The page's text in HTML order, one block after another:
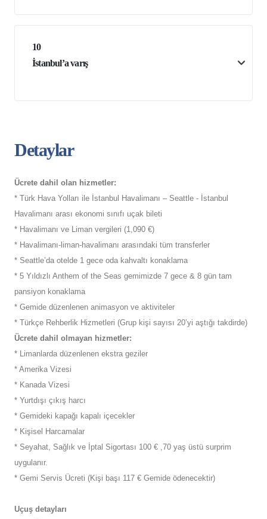
10
İstanbul’a varış
Detaylar
Ücrete dahil olan hizmetler:
* Türk Hava Yolları ile İstanbul Havalimanı – Seattle - İstanbul
Havalimanı arası ekonomi sınıfı uçak bileti
* Havalimanı ve Liman vergileri (1,090 €)
* Havalimanı-liman-havalimanı arasındaki tüm transferler
* Seattle’da otelde 1 gece oda kahvaltı konaklama
* 5 Yıldızlı Anthem of the Seas gemimizde 7 gece & 8 gün tam
pansiyon konaklama
* Gemide düzenlenen animasyon ve aktiviteler
* Türkçe Rehberlik Hizmetleri (Grup kişi sayısı 20’yi aştığı takdirde)
Ücrete dahil olmayan hizmetler:
* Limanlarda düzenlenen ekstra geziler
* Amerika Vizesi
* Kanada Vizesi
* Yurtdışı çıkış harcı
* Gemideki kapağı kapalı içecekler
* Kişisel Harcamalar
* Seyahat, Sağlık ve İptal Sigortası 100 € ,70 yaş üstü surprim
uygulanır.
* Gemi Servis Ücreti (Kişi başı 117 € Gemide ödenecektir)
Uçuş detayları